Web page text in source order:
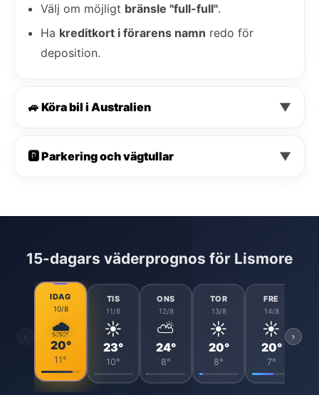
Välj om möjligt bränsle "full-full".
Ha kreditkort i förarens namn redo för
deposition.
🚙 Köra bil i Australien ▼
🅿️ Parkering och vägtullar ▼
15-dagars väderprognos för Lismore
‹
IDAG
10/8
🌧️
20°
11°
TIS
11/8
☀️
23°
10°
ONS
12/8
⛅
24°
8°
TOR
13/8
☀️
20°
8°
FRE
14/8
☀️
20°
7°
›